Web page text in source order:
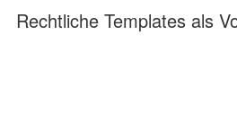
Rechtliche Templates als